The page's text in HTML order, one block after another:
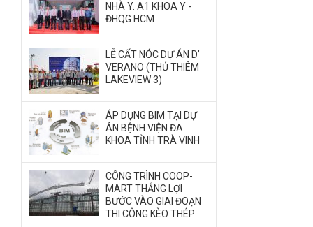
NHÀ Y. A1 KHOA Y -
ĐHQG HCM
LỄ CẤT NÓC DỰ ÁN D’
VERANO (THỦ THIÊM
LAKEVIEW 3)
ÁP DỤNG BIM TẠI DỰ
ÁN BỆNH VIỆN ĐA
KHOA TỈNH TRÀ VINH
CÔNG TRÌNH COOP-
MART THẮNG LỢI
BƯỚC VÀO GIAI ĐOẠN
THI CÔNG KÈO THÉP